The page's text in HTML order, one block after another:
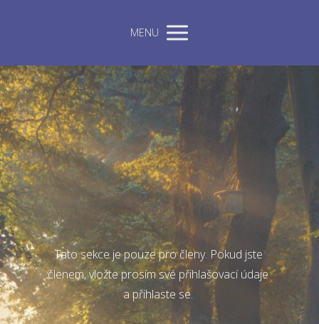
MENU
Tato sekce je pouze pro členy. Pokud jste
členem, vložte prosím své přihlašovací údaje
a přihlaste se.